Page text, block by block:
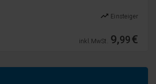
trending_up Einsteiger
inkl. MwSt. 9,99€